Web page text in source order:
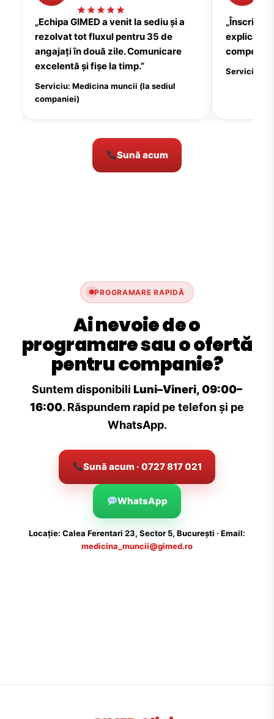
„Echipa GIMED a venit la sediu și a
rezolvat tot fluxul pentru 35 de
angajați în două zile. Comunicare
excelentă și fișe la timp.”
Serviciu: Medicina muncii (la sediul
companiei)
explicații
Serviciu:
Sună acum
PROGRAMARE RAPIDĂ
Ai nevoie de o
programare sau o ofertă
pentru companie?
Suntem disponibili Luni–Vineri, 09:00–
16:00. Răspundem rapid pe telefon și pe
WhatsApp.
Sună acum · 0727 817 021
WhatsApp
Locație: Calea Ferentari 23, Sector 5, București · Email:
medicina_muncii@gimed.ro